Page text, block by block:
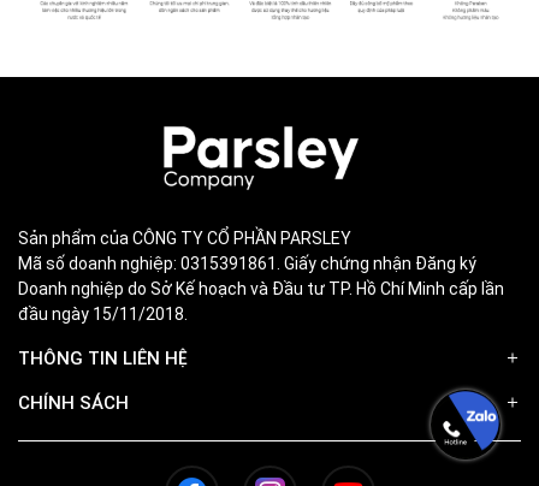
Sản phẩm của CÔNG TY CỔ PHẦN PARSLEY
Mã số doanh nghiệp: 0315391861. Giấy chứng nhận Đăng ký
Doanh nghiệp do Sở Kế hoạch và Đầu tư TP. Hồ Chí Minh cấp lần
đầu ngày 15/11/2018.
THÔNG TIN LIÊN HỆ
CHÍNH SÁCH